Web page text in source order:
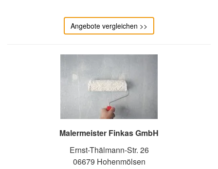
Angebote vergleichen >>
Malermeister Finkas GmbH
Ernst-Thälmann-Str. 26
06679 Hohenmölsen